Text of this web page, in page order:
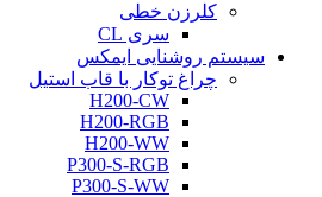
کلرزن خطی
سری CL
سیستم روشنایی ایمکس
چراغ توکار با قاب استیل
H200-CW
H200-RGB
H200-WW
P300-S-RGB
P300-S-WW